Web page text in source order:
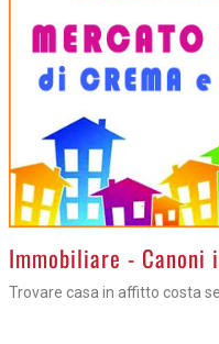
>Immobiliare - Canoni
Trovare casa in affitto costa